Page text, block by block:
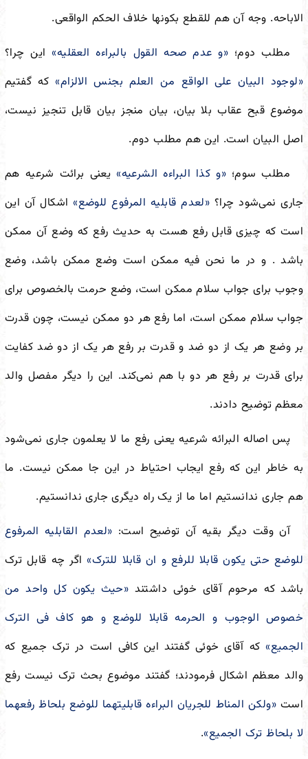
الاباحه. وجه آن هم للقطع بکونها خلاف الحکم الواقعی.
مطلب دوم؛ «و عدم صحه القول بالبراءه العقلیه»این چرا؟
«لوجود البیان علی الواقع من العلم بجنس الالزام»که گفتیم
موضوع قبح عقاب بلا بیان، بیان منجز بیان قابل تنجیز نیست،
اصل البیان است. این هم مطلب دوم.
مطلب سوم؛«و کذا البراءه الشرعیه»یعنی برائت شرعیه هم
جاری نمی‌شود چرا؟ «لعدم قابلیه المرفوع للوضع»اشکال آن این
است که چیزی قابل رفع هست به حدیث رفع که وضع آن ممکن
باشد . و در ما نحن فیه ممکن است وضع ممکن باشد، وضع
وجوب برای جواب سلام ممکن است، وضع حرمت بالخصوص برای
جواب سلام ممکن است، اما رفع هر دو ممکن نیست، چون قدرت
بر وضع هر یک از دو ضد و قدرت بر رفع هر یک از دو ضد کفایت
برای قدرت بر رفع هر دو با هم نمی‌کند. این را دیگر مفصل والد
معظم توضیح دادند.
پس اصاله البرائه شرعیه یعنی رفع ما لا یعلمون جاری نمی‌شود
به خاطر این که رفع ایجاب احتیاط در این جا ممکن نیست. ما
هم جاری ندانستیم اما ما از یک راه دیگری جاری ندانستیم.
آن وقت دیگر بقیه آن توضیح است: «لعدم القابلیه المرفوع
للوضع حتی یکون قابلا للرفع و ان قابلا للترک»اگر چه قابل ترک
باشد که مرحوم آقای خوئی داشتند «حیث یکون کل واحد من
خصوص الوجوب و الحرمه قابلا للوضع و هو کاف فی الترک
الجمیع»که آقای خوئی گفتند این کافی است در ترک جمیع که
والد معظم اشکال فرمودند؛ گفتند موضوع بحث ترک نیست رفع
است«ولکن المناط للجریان البراءه قابلیتهما للوضع بلحاظ رفعهما
لا بلحاظ ترک الجمیع».